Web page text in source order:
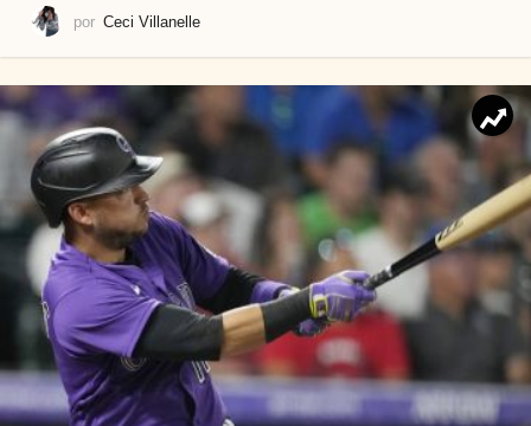
por Ceci Villanelle